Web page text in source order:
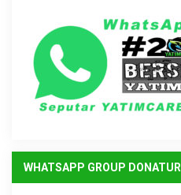
WHATSAPP GROUP DONATUR